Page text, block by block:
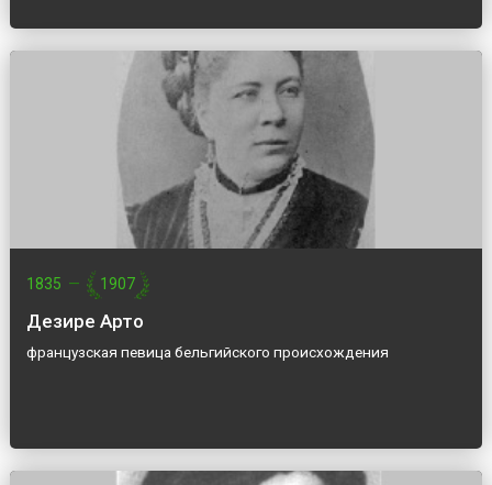
1835 — 1907
Дезире Арто
французская певица бельгийского происхождения